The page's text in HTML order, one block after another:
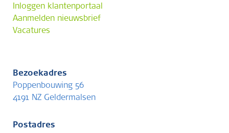
Inloggen klantenportaal
Aanmelden nieuwsbrief
Vacatures
Bezoekadres
Poppenbouwing 56
4191 NZ Geldermalsen
Postadres